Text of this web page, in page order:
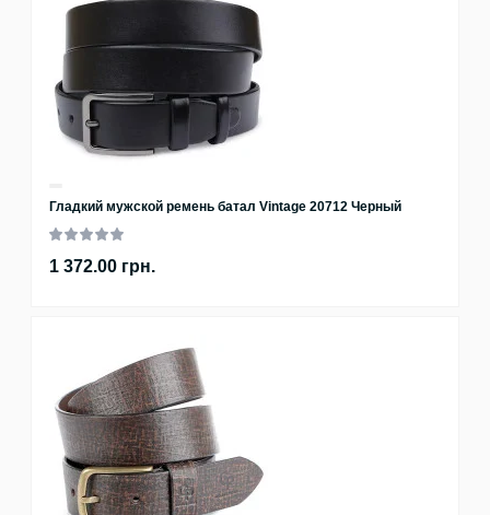
Гладкий мужской ремень батал Vintage 20712 Черный
1 372.00 грн.